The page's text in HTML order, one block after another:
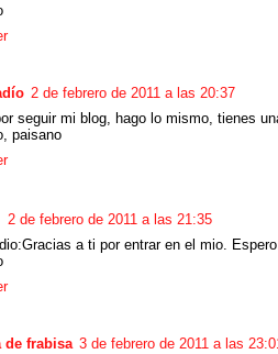
2 de febrero de 2011 a las 20:37
seguir mi blog, hago lo mismo, tienes
paisano
2 de febrero de 2011 a las 21:35
a ti por entrar en el mio.
de frabisa 3 de febrero de 2011 a las